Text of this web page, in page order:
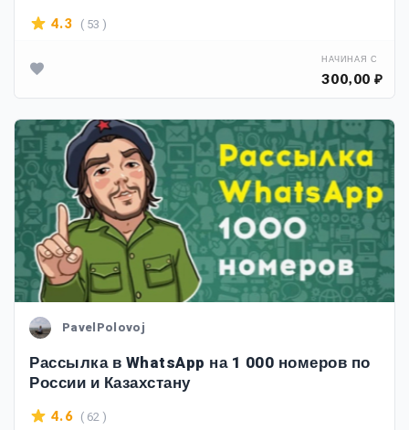
4.3 ( 53 )
НАЧИНАЯ С
300,00 ₽
PavelPolovoj
Рассылка в WhatsApp на 1 000 номеров по
России и Казахстану
4.6 ( 62 )